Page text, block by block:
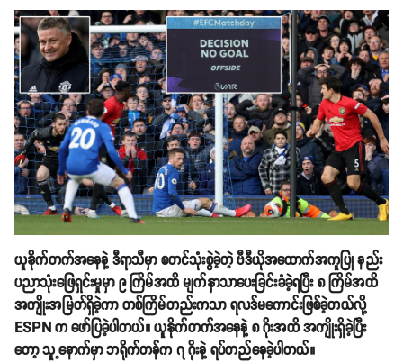
ယူနိုက်တက်အနေနဲ့ ဒီရာသီမှာ စတင်သုံးစွဲခဲ့တဲ့ ဗီဒီယိုအထောက်အကူပြု နည်း
ပညာသုံးဖြေရှင်းမှုမှာ ၉ ကြိမ်အထိ မျက်နှာသာပေးခြင်းခံခဲ့ရပြီး ၈ ကြိမ်အထိ
အကျိုးအမြတ်ရှိခဲ့ကာ တစ်ကြိမ်တည်းကသာ ရလဒ်မကောင်းဖြစ်ခဲ့တယ်လို့
ESPN က ဖော်ပြခဲ့ပါတယ်။ ယူနိုက်တက်အနေနဲ့ ၈ ဂိုးအထိ အကျိုးရှိခဲ့ပြီး
တော့ သူ့နောက်မှာ ဘရိုက်တန်က ၇ ဂိုးနဲ့ ရပ်တည်နေခဲ့ပါတယ်။